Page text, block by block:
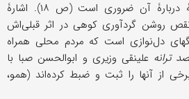
مردم‌شناسی مهم، و مطالعۀ دربارۀ آن ضروری است (ص ۱۸). اشارۀ
روشن گردآوری کوهی در اثر قبلی‌اش
دل‌نوازی است که مردم محلی همراه
ترانه علینقی وزیری و ابوالحسن صبا با
از آنها را ثبت و ضبط کرده‌اند (همو،